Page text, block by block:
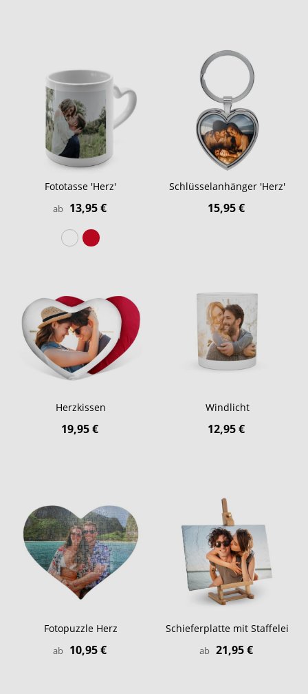
Fototasse 'Herz'
ab 13,95 €
Schlüsselanhänger 'Herz'
15,95 €
Herzkissen
19,95 €
Windlicht
12,95 €
Fotopuzzle Herz
ab 10,95 €
Schieferplatte mit Staffelei
ab 21,95 €